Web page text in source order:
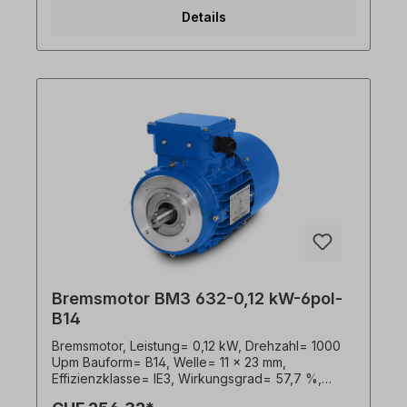
50/60 Hertz, Schutzart= IP55, Bremse= 4 Nm
(drehbar), Gehäuse= Aluminiumdruckguss,
Der Elektromotor ist für den Frequenzumrichter-
Einsatz geeignet und entspricht der IEC 60034-
30:2008. Die Federdruckbremse bremst den
Elektromotor im stromlosen Zustand. Im Umrichter-
Betrieb ist die Bremse bzw. der Bremsgleichrichter
extern anzusteuern. Zum mechanischen Entriegeln
ist ein Handlüfterhebel optional lieferbar. Der
Bremsmotor ist für beide Drehrichtungen
geeignet. Alle Produktfotos sind unverbindliche
Beispiele!Technische Änderungen vorbehalten.
Details
Bremsmotor BM3 632-0,12 kW-6pol-
B14
Bremsmotor, Leistung= 0,12 kW, Drehzahl= 1000
Upm Bauform= B14, Welle= 11 x 23 mm,
Effizienzklasse= IE3, Wirkungsgrad= 57,7 %,